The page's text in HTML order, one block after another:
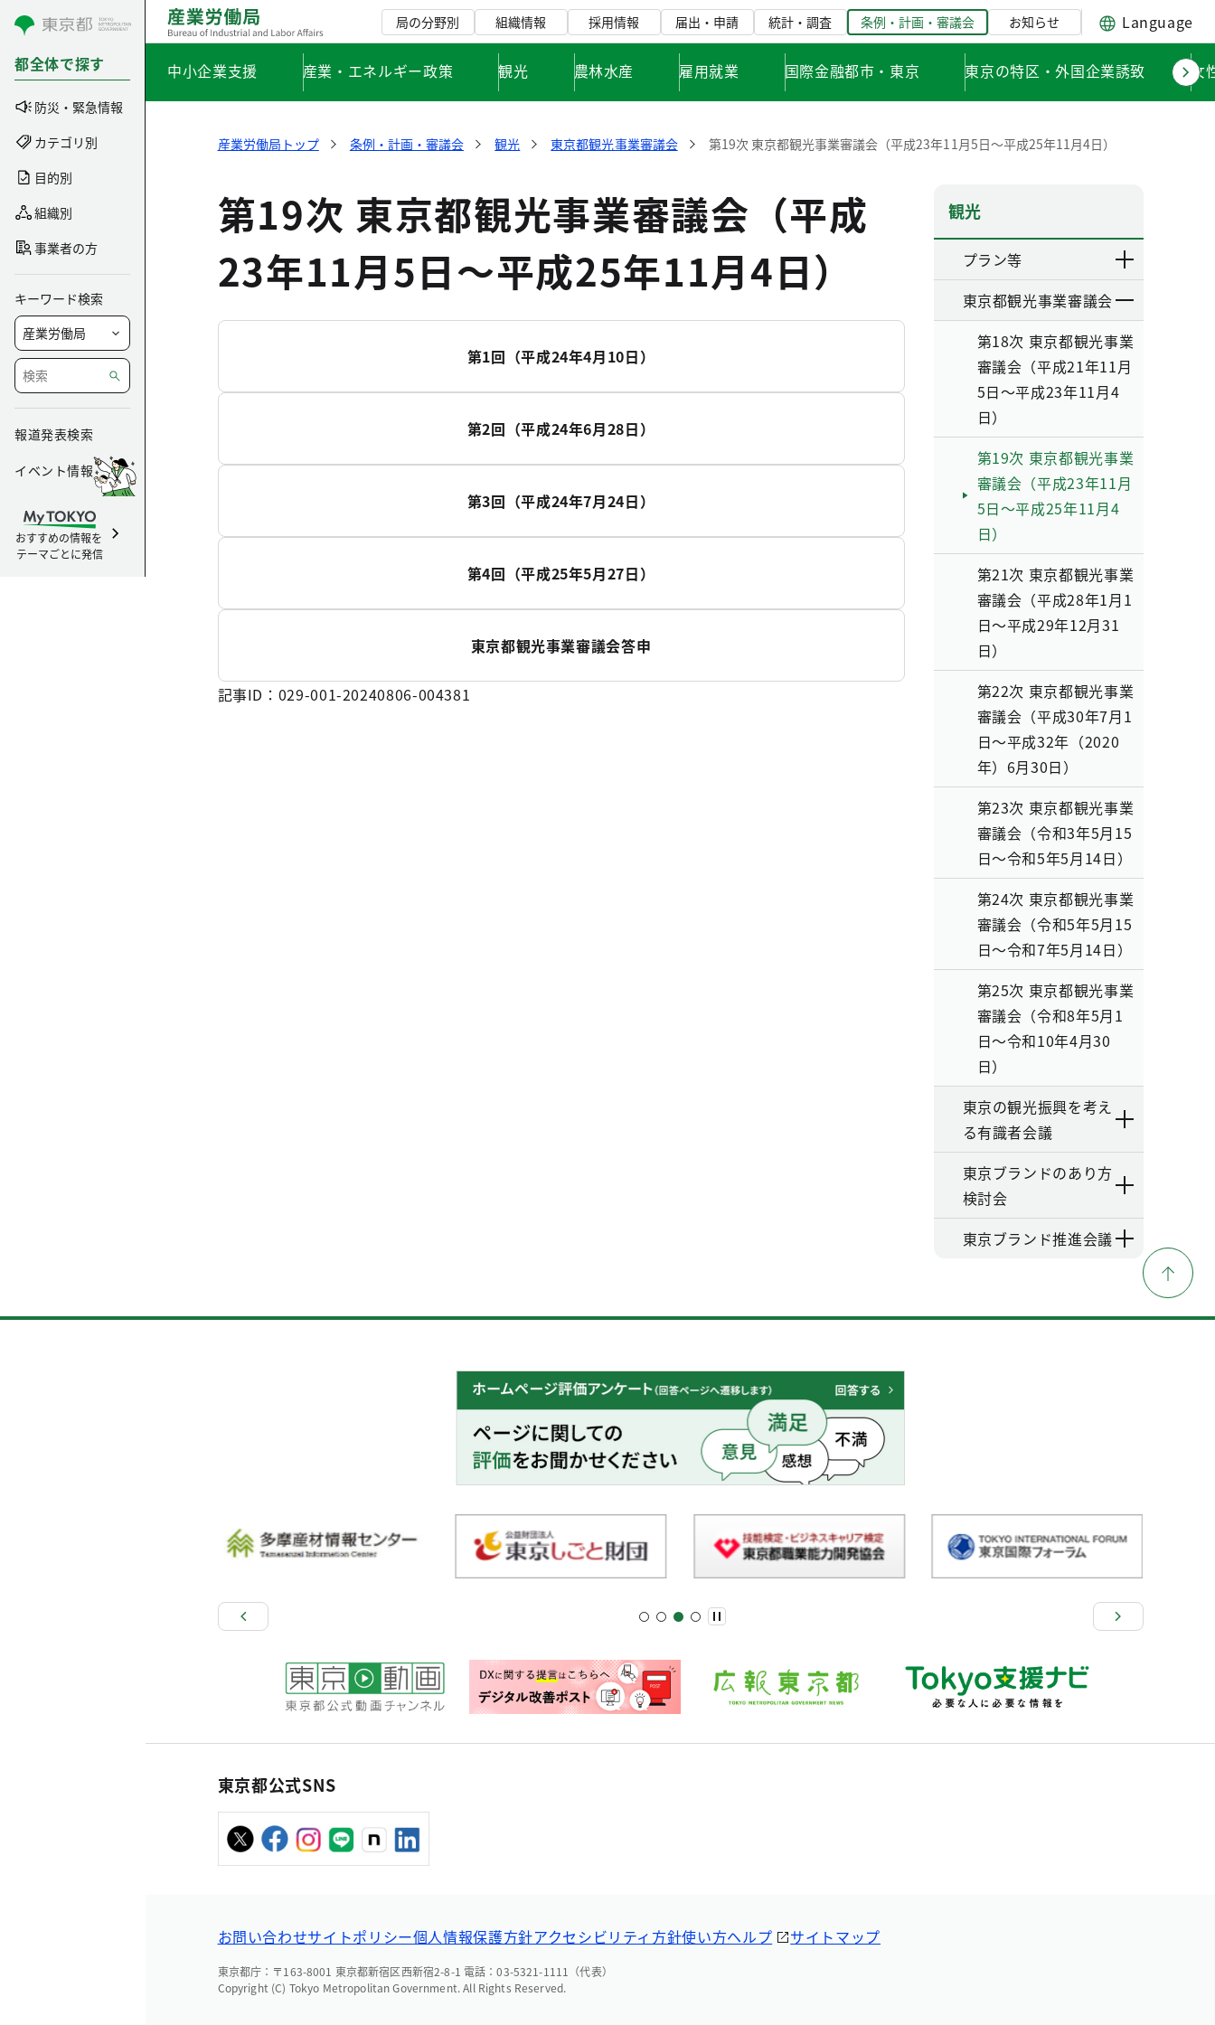
コンテンツにスキップ
都全体で探す
防災・緊急情報
カテゴリ別
目的別
組織別
事業者の方
キーワード検索
報道発表検索
イベント情報
おすすめの情報を
テーマごとに発信
局の分野別 組織情報 採用情報 届出・申請 統計・調査 条例・計画・審議会 お知らせ Language
中小企業支援 産業・エネルギー政策 観光 農林水産 雇用就業 国際金融都市・東京 東京の特区・外国企業誘致 女
産業労働局トップ 条例・計画・審議会 観光 東京都観光事業審議会 第19次 東京都観光事業審議会（平成23年11月5日～平成25年11月4日）
第19次 東京都観光事業審議会（平成
23年11月5日～平成25年11月4日）
第1回（平成24年4月10日）
第2回（平成24年6月28日）
第3回（平成24年7月24日）
第4回（平成25年5月27日）
東京都観光事業審議会答申
記事ID：029-001-20240806-004381
観光
プラン等
東京都観光事業審議会
第18次 東京都観光事業
審議会（平成21年11月
5日～平成23年11月4
日）
第19次 東京都観光事業
審議会（平成23年11月
5日～平成25年11月4
日）
第21次 東京都観光事業
審議会（平成28年1月1
日～平成29年12月31
日）
第22次 東京都観光事業
審議会（平成30年7月1
日～平成32年（2020
年）6月30日）
第23次 東京都観光事業
審議会（令和3年5月15
日～令和5年5月14日）
第24次 東京都観光事業
審議会（令和5年5月15
日～令和7年5月14日）
第25次 東京都観光事業
審議会（令和8年5月1
日～令和10年4月30
日）
東京の観光振興を考え
る有識者会議
東京ブランドのあり方
検討会
東京ブランド推進会議
東京都公式SNS
お問い合わせサイトポリシー個人情報保護方針アクセシビリティ方針使い方ヘルプ サイトマップ
東京都庁：〒163-8001 東京都新宿区西新宿2-8-1 電話：03-5321-1111（代表）
Copyright (C) Tokyo Metropolitan Government. All Rights Reserved.